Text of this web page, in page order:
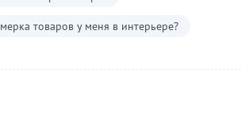
товаров у меня в интерьере?